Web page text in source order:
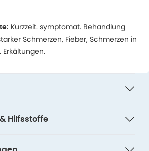
Kurzzeit. symptomat. Behandlung
Schmerzen, Fieber, Schmerzen in
Hilfsstoffe